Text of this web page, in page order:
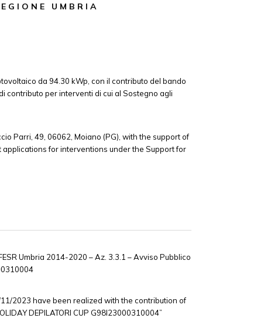
G I O N E U M B R I A
da 94.30 kWp, con il contributo del bando
contributo per interventi di cui al Sostegno agli
Parri, 49, 06062, Moiano (PG), with the support of
for interventions under the Support for
Umbria 2014-2020 – Az. 3.3.1 – Avviso Pubblico
11/2023 have been realized with the contribution of
DEPILATORI CUP G98I23000310004”